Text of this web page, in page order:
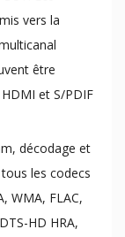
vers la
être
et S/PDIF
décodage et
les codecs
WMA, FLAC,
HD HRA,